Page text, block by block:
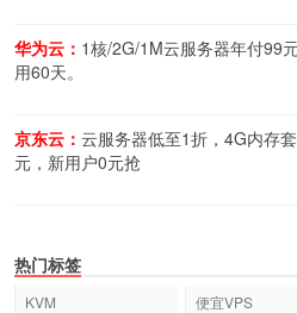
华为云： 1核/2G/1M云服务器年付99
用60天。
京东云： 云服务器低至1折，4G内存
元，新用户0元抢
热门标签
KVM 便宜VPS